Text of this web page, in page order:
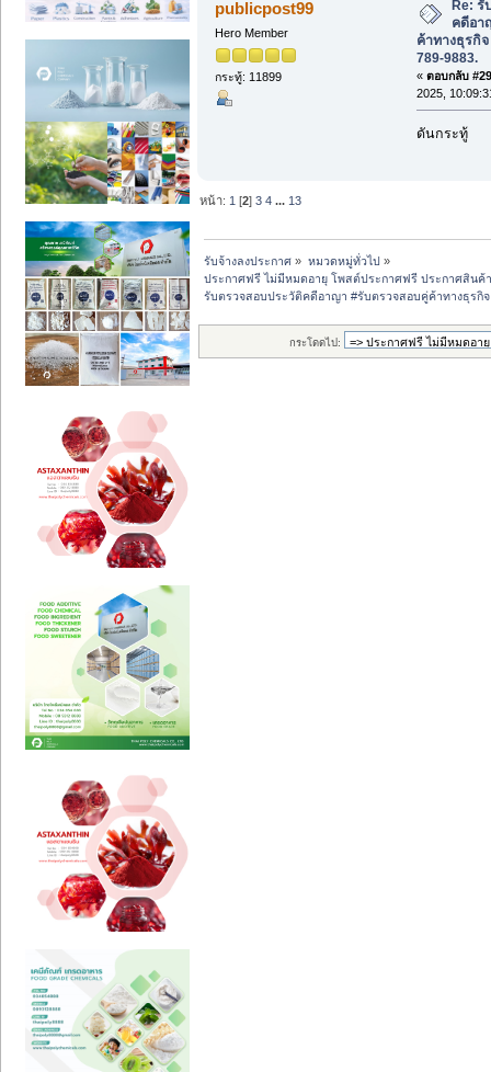
publicpost99
Hero Member
กระทู้: 11899
Re: รั
คดีอา
ค้าทางธุรกิ
789-9883.
« ตอบกลับ
2025,
ดันกระทู้
หน้า: 1 [2]3 4 ... 13
รับจ้างลงประกาศ » หมวดหมู่ทั่วไป»
ประกาศฟรี ไม่มีหมดอายุ โพสต์ประกาศฟรี ประกาศสินค้
รับตรวจสอบประวัติคดีอาญา #รับตรวจสอบคู่ค้าทางธุรกิ
กระโดดไป: